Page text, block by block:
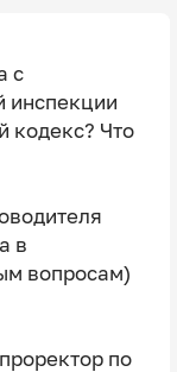
с
инспекции
кодекс? Что
в
вопросам)
по